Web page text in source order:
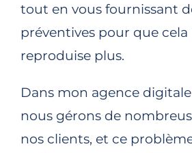
tout en vous fournissant
préventives pour que cela
reproduise plus.
Dans mon agence
nous gérons de
nos clients, et ce